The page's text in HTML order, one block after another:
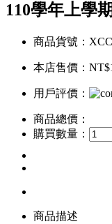
110學年上學
商品貨號：
本店售價：
用戶評價：
商品總價：
購買數量：
商品描述